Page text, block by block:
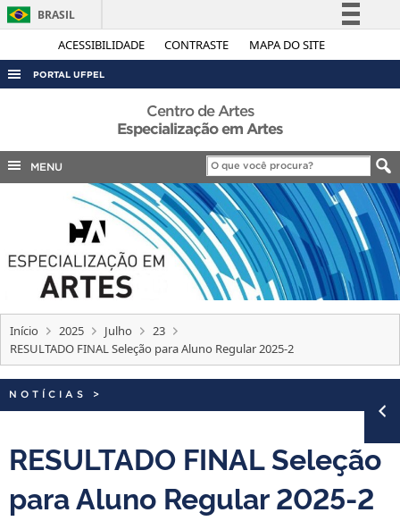
ACESSIBILIDADE CONTRASTE MAPA DO SITE
BRASIL
Simplifique!
Acesso à informação
Legislação
Canais
PORTAL UFPEL
ACESSO À INFORMAÇÃO
COBALTO
CONCURSOS
INTERNACIONAL
OUVIDORIA
PORTARIAS
TELEFONES
Centro de Artes
Especialização em Artes
MENU
Início 2025 Julho
23
RESULTADO FINAL Seleção para Aluno Regular 2025-2
NOTÍCIAS >
RESULTADO FINAL Seleção
para Aluno Regular 2025-2